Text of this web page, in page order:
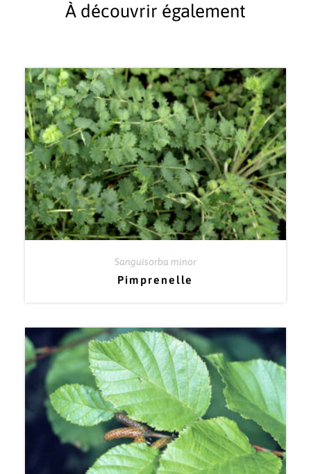
À découvrir également
Sanguisorba minor
Pimprenelle